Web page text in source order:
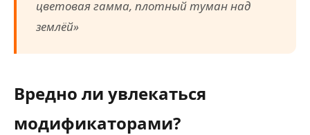
цветовая гамма, плотный туман над
землёй»
Вредно ли увлекаться
модификаторами?